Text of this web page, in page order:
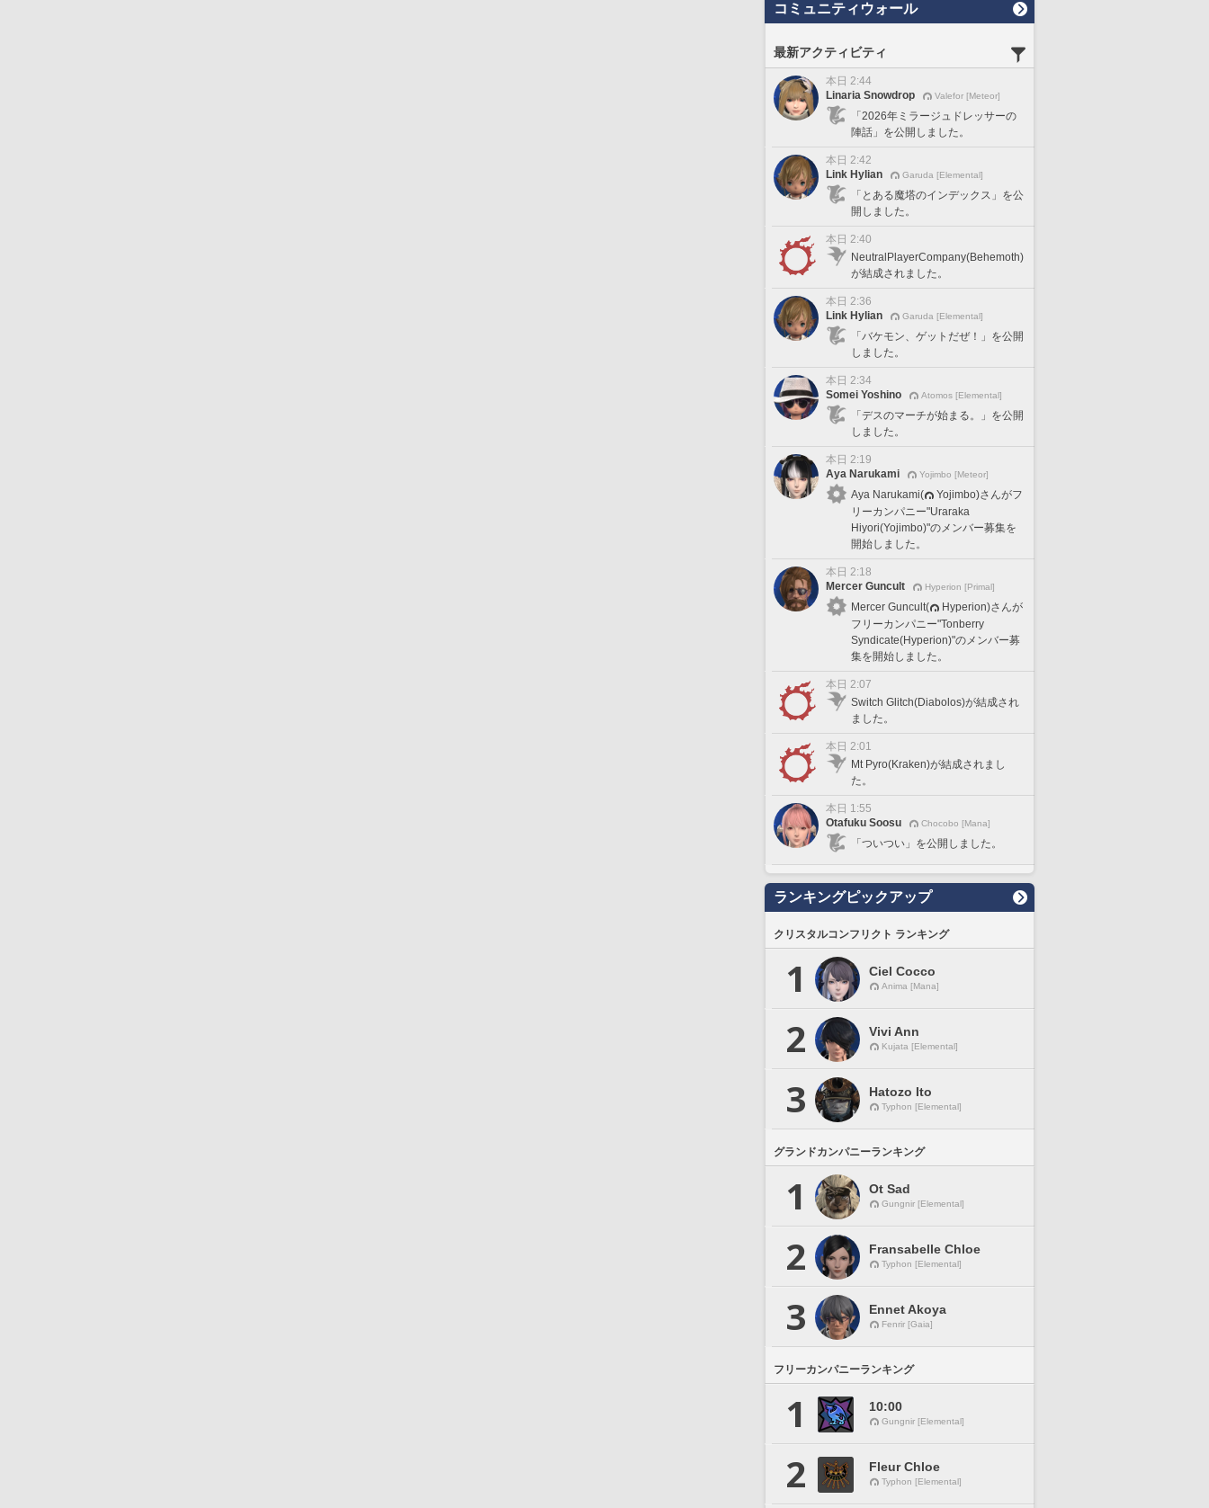
コミュニティウォール
最新アクティビティ
本日 2:44
Linaria Snowdrop
Valefor [Meteor]
「2026年ミラージュドレッサーの
陣話」を公開しました。
本日 2:42
Link Hylian
Garuda [Elemental]
「とある魔塔のインデックス」を公
開しました。
本日 2:40
NeutralPlayerCompany(Behemoth)
が結成されました。
本日 2:36
Link Hylian
Garuda [Elemental]
「バケモン、ゲットだぜ！」を公開
しました。
本日 2:34
Somei Yoshino
Atomos [Elemental]
「デスのマーチが始まる。」を公開
しました。
本日 2:19
Aya Narukami
Yojimbo [Meteor]
Aya Narukami(
Yojimbo)さんがフ
リーカンパニー"Uraraka
Hiyori(Yojimbo)"のメンバー募集を
開始しました。
本日 2:18
Mercer Guncult
Hyperion [Primal]
Mercer Guncult(
Hyperion)さんが
フリーカンパニー"Tonberry
Syndicate(Hyperion)"のメンバー募
集を開始しました。
本日 2:07
Switch Glitch(Diabolos)が結成され
ました。
本日 2:01
Mt Pyro(Kraken)が結成されまし
た。
本日 1:55
Otafuku Soosu
Chocobo [Mana]
「ついつい」を公開しました。
ランキングピックアップ
クリスタルコンフリクト ランキング
1 Ciel Cocco
Anima [Mana]
2 Vivi Ann
Kujata [Elemental]
3 Hatozo Ito
Typhon [Elemental]
グランドカンパニーランキング
1 Ot Sad
Gungnir [Elemental]
2 Fransabelle Chloe
Typhon [Elemental]
3 Ennet Akoya
Fenrir [Gaia]
フリーカンパニーランキング
1 10:00
Gungnir [Elemental]
2 Fleur Chloe
Typhon [Elemental]